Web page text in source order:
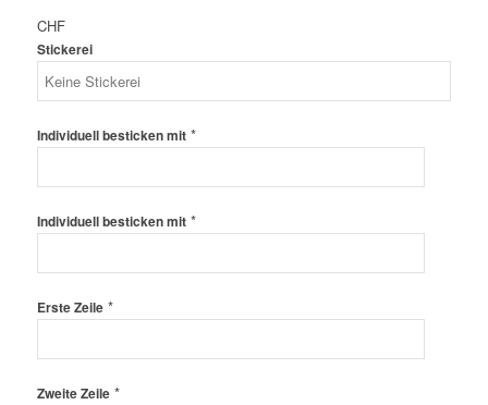
CHF
Stickerei
Individuell besticken mit*
Individuell besticken mit*
Erste Zeile*
Zweite Zeile*